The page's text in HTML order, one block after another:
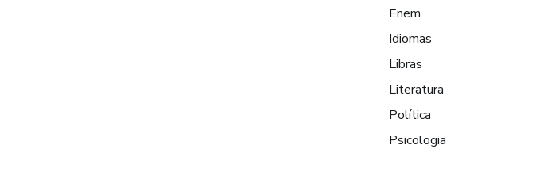
Enem
Idiomas
Libras
Literatura
Política
Psicologia